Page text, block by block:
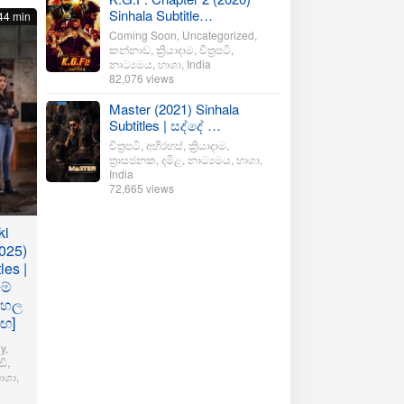
min
|
,
,
Sinhala Subtitle…
Coming Soon Uncategorized
කන්නාඩ ක්‍රියාදාම චිත්‍රපටි
නාට්‍යමය භාශා India
82,076 views
Master (2021) Sinhala
Subtitles | සද්දේ …
චිත්‍රපටි අභිරහස් ක්‍රියාදාම
ත්‍රාසජනක දමිළ නාට්‍යමය භාශා
India
72,665 views